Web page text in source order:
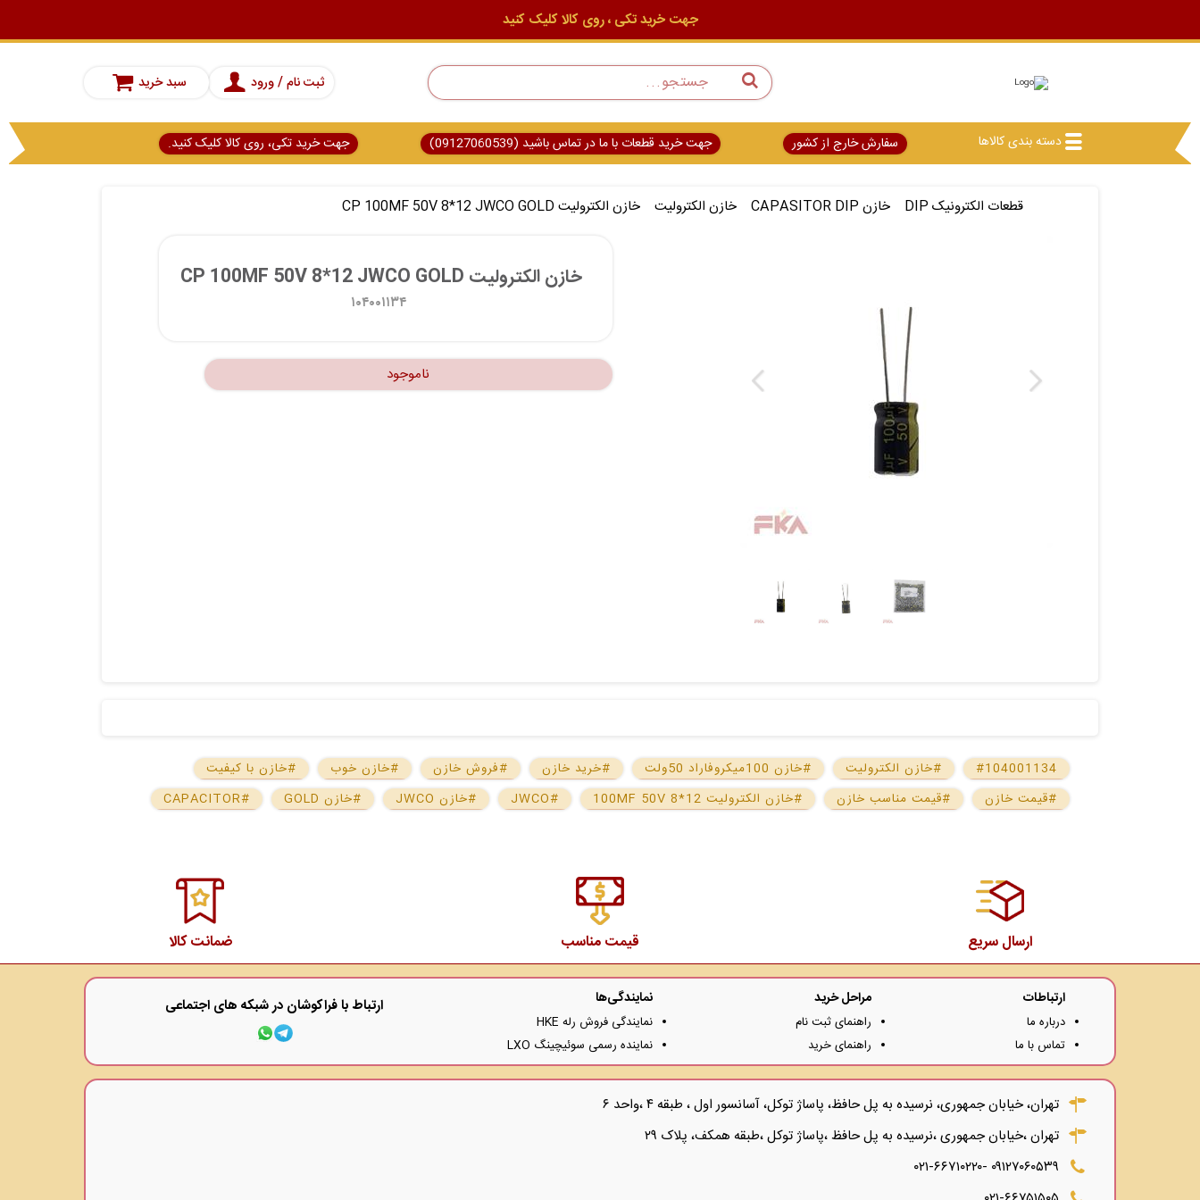
جهت خرید تکی ، روی کالا کلیک کنید
ثبت نام / ورود سبد خرید
دسته بندی کالاها سفارش خارج از کشور جهت خرید قطعات با ما در تماس باشید (09127060539) جهت خرید تکی، روی کالا کلیک کنید.
قطعات الکترونیک DIP خازن CAPASITOR DIP خازن الکترولیت خازن الکترولیت CP 100MF 50V 8*12 JWCO GOLD
خازن الکترولیت CP 100MF 50V 8*12 JWCO GOLD
۱۰۴۰۰۱۱۳۴
ناموجود
#104001134 #خازن الکترولیت #خازن 100میکروفاراد 50ولت #خرید خازن #فروش خازن #خازن خوب
#خازن با کیفیت
#قیمت خازن
#قیمت مناسب خازن #خازن الکترولیت 100MF 50V 8*12 #JWCO #خازن JWCO #خازن GOLD #CAPACITOR
ارسال سریع قیمت مناسب ضمانت کالا
ارتباطات
درباره ما
تماس با ما
مراحل خرید
راهنمای ثبت نام
راهنمای خرید
نمایندگی‌ها
نمایندگی فروش رله HKE
نماینده رسمی سوئیچینگ LXO
ارتباط با فراکوشان در شبکه های اجتماعی
تهران، خیابان جمهوری، نرسیده به پل حافظ، پاساژ توکل، آسانسور اول ، طبقه ۴ ،واحد ۶
تهران ،خیابان جمهوری ،نرسیده به پل حافظ ،پاساژ توکل ،طبقه همکف، پلاک ۲۹
۰۹۱۲۷۰۶۰۵۳۹ -۰۲۱-۶۶۷۱۰۲۲۰